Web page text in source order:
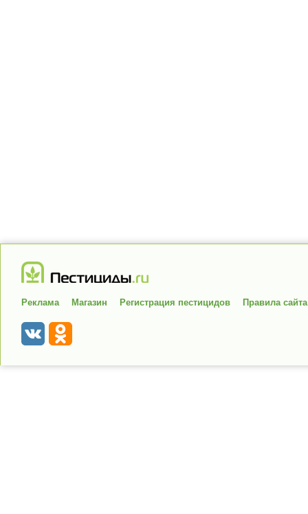
Реклама Магазин Регистрация пестицидов Правила сайта